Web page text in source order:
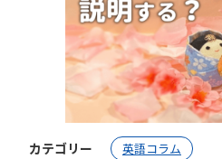
カテゴリー 英語コラム